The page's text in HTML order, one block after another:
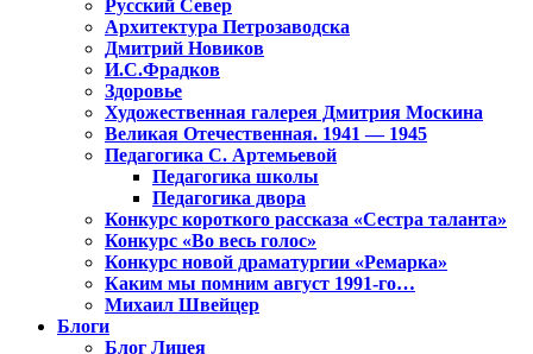
Русский Север
Архитектура Петрозаводска
Дмитрий Новиков
И.С.Фрадков
Здоровье
Художественная галерея Дмитрия Москина
Великая Отечественная. 1941 — 1945
Педагогика С. Артемьевой
Педагогика школы
Педагогика двора
Конкурс короткого рассказа «Сестра таланта»
Конкурс «Во весь голос»
Конкурс новой драматургии «Ремарка»
Каким мы помним август 1991-го…
Михаил Швейцер
Блоги
Блог Лицея